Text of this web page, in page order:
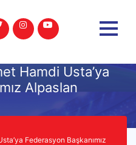
Hamdi Usta’ya
Alpaslan
Federasyon Başkanımız